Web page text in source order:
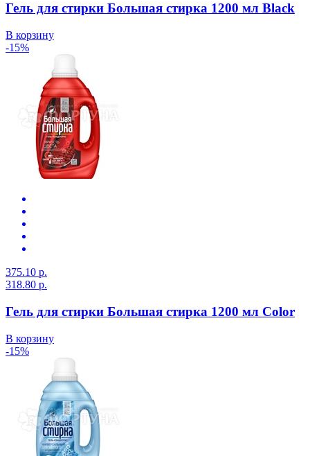
Гель для стирки Большая стирка 1200 мл Black
В корзину
-15%
375.10 р.
318.80 р.
Гель для стирки Большая стирка 1200 мл Color
В корзину
-15%